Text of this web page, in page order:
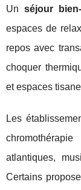
Unséjour
espaces de
repos avec
choquer
et espaces
Les
atlantiques,
Certains